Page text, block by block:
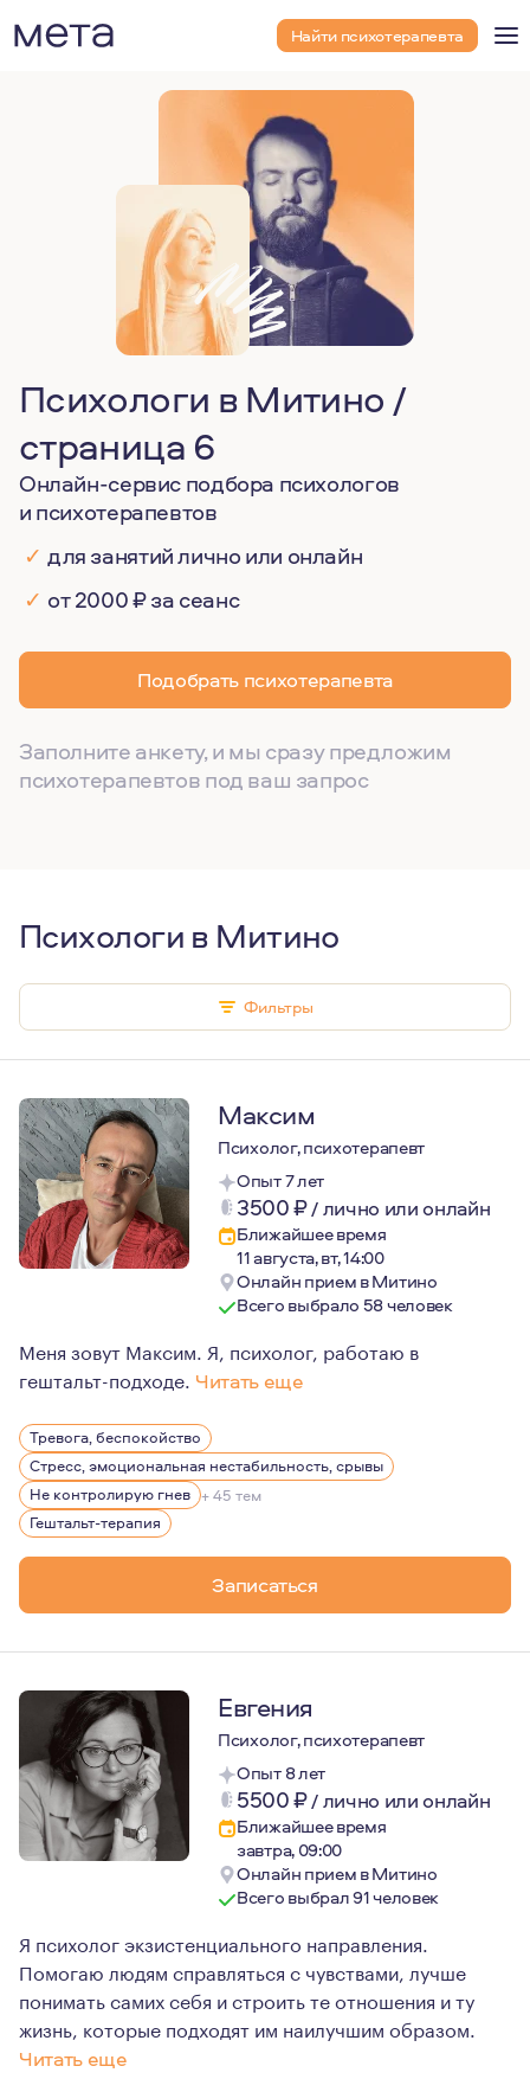
Найти психотерапевта
Психологи в Митино /
страница 6
Онлайн-сервис подбора психологов
и психотерапевтов
✓ для занятий лично или онлайн
✓ от 2000 ₽ за сеанс
Подобрать психотерапевта
Заполните анкету, и мы сразу предложим
психотерапевтов под ваш запрос
Психологи в Митино
Фильтры
Максим
Психолог, психотерапевт
Опыт 7 лет
3500₽/лично или онлайн
Ближайшее время
11 августа, вт, 14:00
Онлайн прием в Митино
Всего выбрало 58 человек
Меня зовут Максим. Я, психолог, работаю в
гештальт-подходе. Читать еще
Занимаюсь йогой, два кота.
Тревога, беспокойство
Стресс, эмоциональная нестабильность, срывы
Не контролирую гнев + 45 тем
Гештальт-терапия
Записаться
Евгения
Психолог, психотерапевт
Опыт 8 лет
5500₽/лично или онлайн
Ближайшее время
завтра, 09:00
Онлайн прием в Митино
Всего выбрал 91 человек
Я психолог экзистенциального направления.
Помогаю людям справляться с чувствами, лучше
понимать самих себя и строить те отношения и ту
жизнь, которые подходят им наилучшим образом.
Читать еще